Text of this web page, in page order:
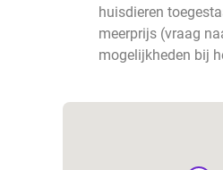
huisdieren
meerprijs (vraag
mogelijkheden bij